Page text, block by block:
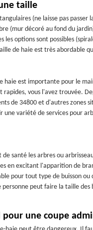
taille
(ne laisse pas
(mur décoré au fond du
les options sont possibles
de haie est très abordable
haie est importante pour le
vous l'avez trouvée.
de 34800 et d'autres zones
une variété de services pour
santé les arbres ou
en excitant l'apparition de
pour tout type de buisson
peut faire la taille
une coupe